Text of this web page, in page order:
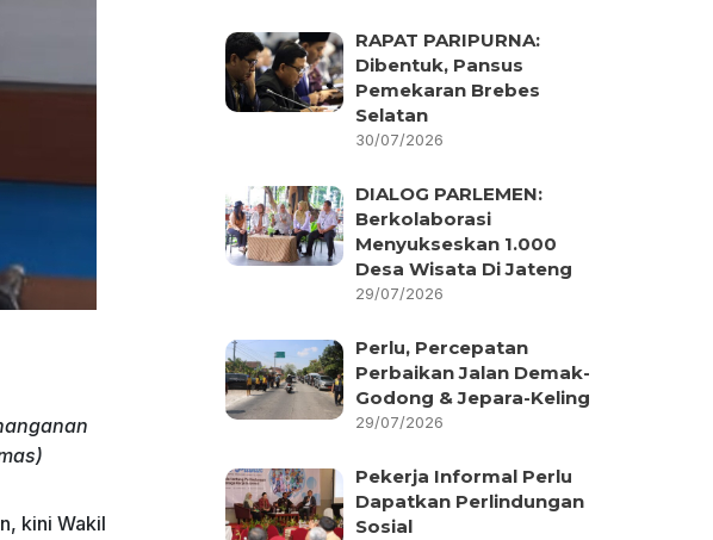
kini Wakil
RAPAT PARIPURNA:
Dibentuk, Pansus
Pemekaran Brebes
Selatan
30/07/2026
DIALOG PARLEMEN:
Berkolaborasi
Menyukseskan 1.000
Desa Wisata Di Jateng
29/07/2026
Perlu, Percepatan
Perbaikan Jalan Demak-
Godong & Jepara-Keling
29/07/2026
Pekerja Informal Perlu
Dapatkan Perlindungan
Sosial